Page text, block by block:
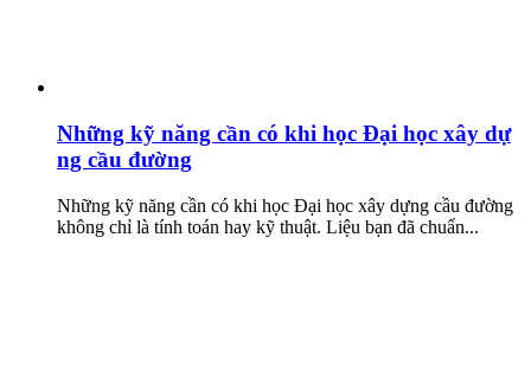
Những kỹ năng cần có khi học Đại học xây dự
ng cầu đường
Những kỹ năng cần có khi học Đại học xây dựng cầu đường
không chỉ là tính toán hay kỹ thuật. Liệu bạn đã chuẩn...